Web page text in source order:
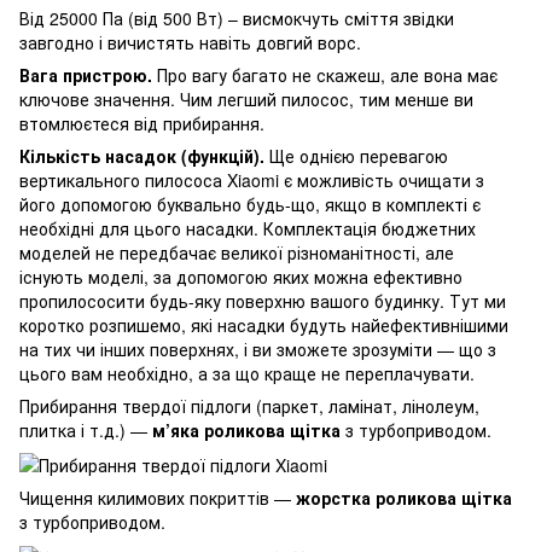
Від 25000 Па (від 500 Вт) – висмокчуть сміття звідки
завгодно і вичистять навіть довгий ворс.
Вага пристрою. Про вагу багато не скажеш, але вона має
ключове значення. Чим легший пилосос, тим менше ви
втомлюєтеся від прибирання.
Кількість насадок (функцій). Ще однією перевагою
вертикального пилососа Xiaomi є можливість очищати з
його допомогою буквально будь-що, якщо в комплекті є
необхідні для цього насадки. Комплектація бюджетних
моделей не передбачає великої різноманітності, але
існують моделі, за допомогою яких можна ефективно
пропилососити будь-яку поверхню вашого будинку. Тут ми
коротко розпишемо, які насадки будуть найефективнішими
на тих чи інших поверхнях, і ви зможете зрозуміти — що з
цього вам необхідно, а за що краще не переплачувати.
Прибирання твердої підлоги (паркет, ламінат, лінолеум,
плитка і т.д.) — м’яка роликова щітка з турбоприводом.
Чищення килимових покриттів — жорстка роликова щітка
з турбоприводом.